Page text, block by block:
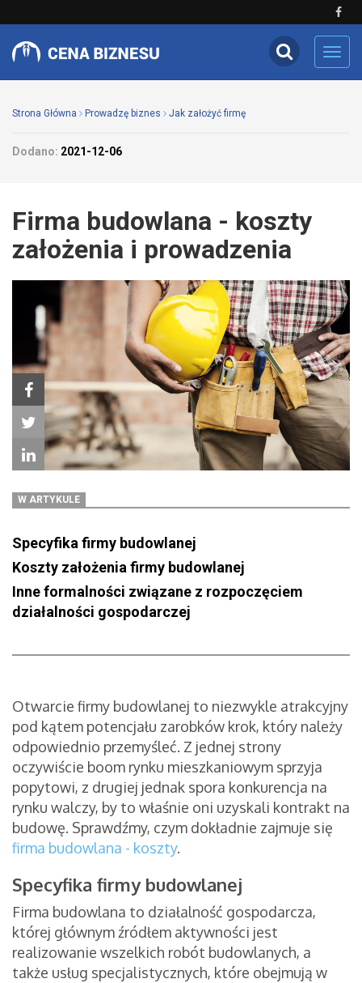
Strona Główna Prowadzę biznes Jak założyć firmę
Dodano: 2021-12-06
Firma budowlana - koszty
założenia i prowadzenia
W ARTYKULE
Specyfika firmy budowlanej
Koszty założenia firmy budowlanej
Inne formalności związane z rozpoczęciem
działalności gospodarczej
Otwarcie firmy budowlanej to niezwykle atrakcyjny
pod kątem potencjału zarobków krok, który należy
odpowiednio przemyśleć. Z jednej strony
oczywiście boom rynku mieszkaniowym sprzyja
popytowi, z drugiej jednak spora konkurencja na
rynku walczy, by to właśnie oni uzyskali kontrakt na
budowę. Sprawdźmy, czym dokładnie zajmuje się
firma budowlana - koszty.
Specyfika firmy budowlanej
Firma budowlana to działalność gospodarcza,
której głównym źródłem aktywności jest
realizowanie wszelkich robót budowlanych, a
także usług specjalistycznych, które obejmują w